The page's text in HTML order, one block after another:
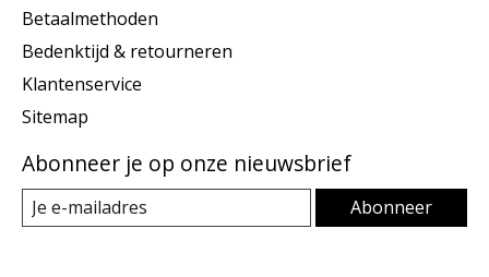
Betaalmethoden
Bedenktijd & retourneren
Klantenservice
Sitemap
Abonneer je op onze nieuwsbrief
Abonneer